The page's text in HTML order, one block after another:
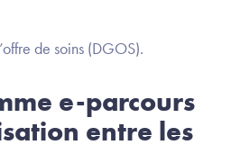
de soins (DGOS).
e-parcours
entre les